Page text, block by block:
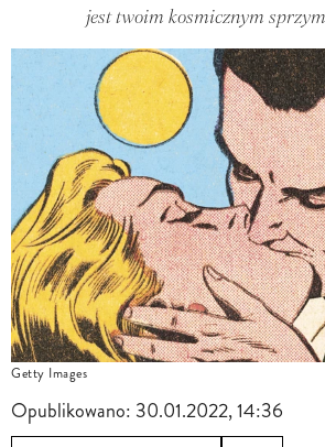
jest twoim kosmicznym
Getty Images
Opublikowano: 30.01.2022, 14:36